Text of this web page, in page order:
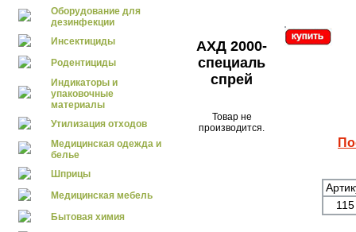
Оборудование для
дезинфекции
Инсектициды
Родентициды
Индикаторы и
упаковочные
материалы
Утилизация отходов
Медицинская одежда и
белье
Шприцы
Медицинская мебель
Бытовая химия
АХД 2000-
специаль
спрей
Товар не
производится.